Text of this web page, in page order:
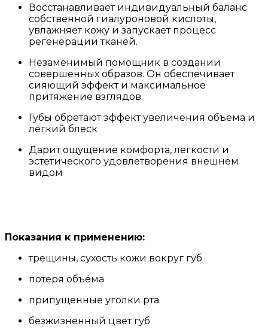
Восстанавливает индивидуальный баланс
собственной гиалуроновой кислоты,
увлажняет кожу и запускает процесс
регенерации тканей.
Незаменимый помощник в создании
совершенных образов. Он обеспечивает
сияющий эффект и максимальное
притяжение взглядов.
Губы обретают эффект увеличения объема и
легкий блеск
Дарит ощущение комфорта, легкости и
эстетического удовлетворения внешнем
видом
Показания к применению:
трещины, сухость кожи вокруг губ
потеря объёма
припущенные уголки рта
безжизненный цвет губ